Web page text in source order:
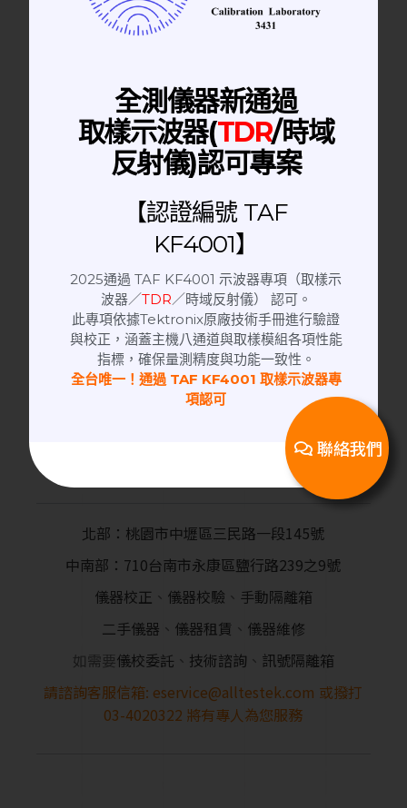
Power Divider | 功率分配器
DC-8GHz│8 Way Power Divider 功率分
北部：桃園市中壢區三民路一段145號
中南部：710台南市永康區鹽行路239之9號
儀器校正 、 儀器校驗 、 手動隔離箱
二手儀器 、 儀器租賃 、 儀器維修
如需要儀校委託 、 技術諮詢 、 訊號隔離箱
請諮詢客服信箱: eservice@alltestek.com 或撥打
03-4020322 將有專人為您服務
全測儀器新通過
取樣示波器(TDR/時域
反射儀)認可專案
【認證編號 TAF
KF4001】
2025通過 TAF KF4001 示波器專項（取樣示
波器／TDR／時域反射儀） 認可。
此專項依據Tektronix原廠技術手冊進行驗證
與校正，涵蓋主機八通道與取樣模組各項性能
指標，確保量測精度與功能一致性。
全台唯一！通過 TAF KF4001 取樣示波器專
項認可
聯絡我們